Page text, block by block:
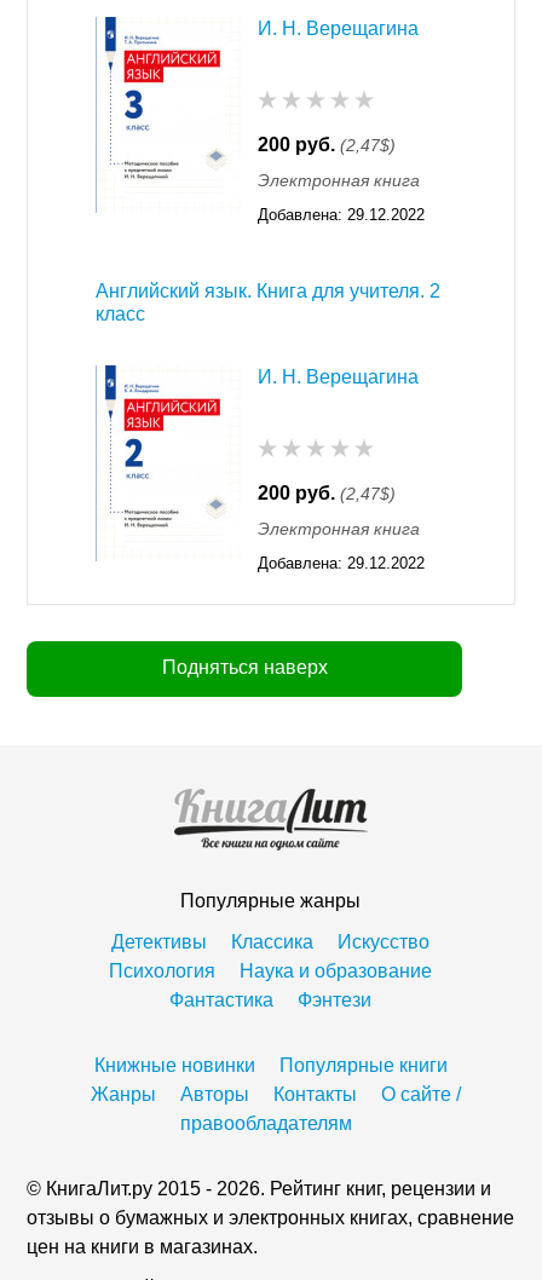
И. Н. Верещагина
200 руб. (2,47$)
Электронная книга
Добавлена: 29.12.2022
Английский язык. Книга для учителя. 2
класс
И. Н. Верещагина
200 руб. (2,47$)
Электронная книга
Добавлена: 29.12.2022
Подняться наверх
Популярные жанры
Детективы
Классика
Искусство
Психология
Наука и образование
Фантастика
Фэнтези
Книжные новинки
Популярные книги
Жанры
Авторы Контакты
О сайте /
правообладателям
© КнигаЛит.ру 2015 - 2026. Рейтинг книг, рецензии и
отзывы о бумажных и электронных книгах, сравнение
цен на книги в магазинах.